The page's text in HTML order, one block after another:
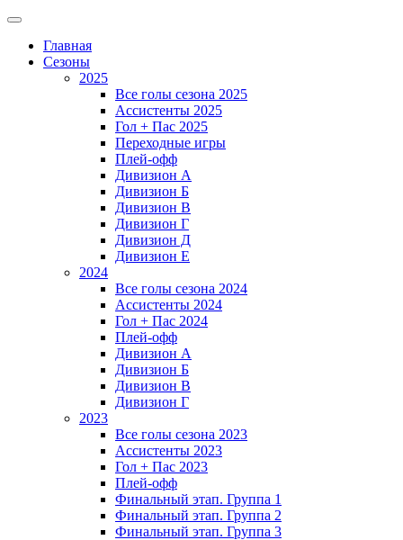
Главная
Сезоны
2025
Все голы сезона 2025
Ассистенты 2025
Гол + Пас 2025
Переходные игры
Плей-офф
Дивизион A
Дивизион Б
Дивизион В
Дивизион Г
Дивизион Д
Дивизион Е
2024
Все голы сезона 2024
Ассистенты 2024
Гол + Пас 2024
Плей-офф
Дивизион A
Дивизион Б
Дивизион В
Дивизион Г
2023
Все голы сезона 2023
Ассистенты 2023
Гол + Пас 2023
Плей-офф
Финальный этап. Группа 1
Финальный этап. Группа 2
Финальный этап. Группа 3